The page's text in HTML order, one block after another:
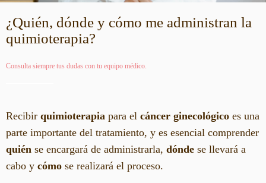
¿Quién, dónde y cómo me administran la
quimioterapia?
Consulta siempre tus dudas con tu equipo médico.
Recibir quimioterapia para el cáncer ginecológico es una
parte importante del tratamiento, y es esencial comprender
quién se encargará de administrarla, dónde se llevará a
cabo y cómo se realizará el proceso.